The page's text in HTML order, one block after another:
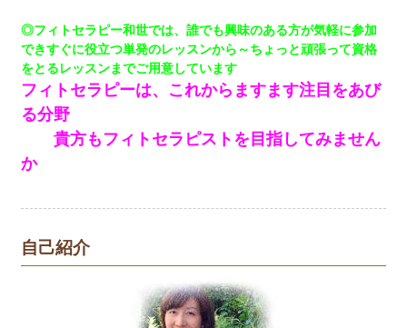
◎フィトセラピー和世では、誰でも興味のある方が気軽に参加
できすぐに役立つ単発のレッスンから～ちょっと頑張って資格
をとるレッスンまでご用意しています
フィトセラピーは、これからますます注目をあび
る分野
貴方もフィトセラピストを目指してみません
か
自己紹介